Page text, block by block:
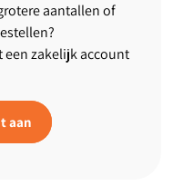
aantallen of
een zakelijk account
aan